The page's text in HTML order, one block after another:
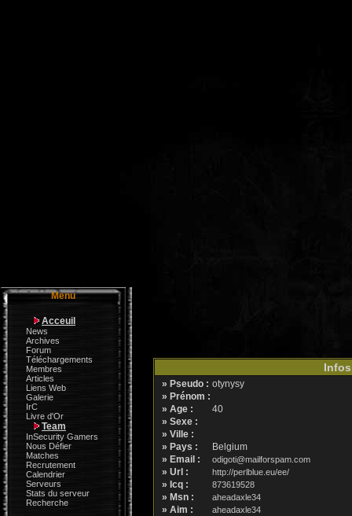
Menu
Acceuil
News
Archives
Forum
Téléchargements
Membres
Articles
Liens Web
Galerie
IrC
Livre d'Or
Team
InSecurity Gamers
Nous Défier
Matches
Recrutement
Calendrier
Serveurs
Stats du serveur
Recherche
» Pseudo : otynysy
» Prénom :
» Age :
40
» Sexe :
» Ville :
» Pays :
Belgium
» Email :
odigoti@mailforspam.com
» Url : http://perlblue.eu/ee/
» Icq : 873619528
» Msn : aheadaxle34
» Aim : aheadaxle34